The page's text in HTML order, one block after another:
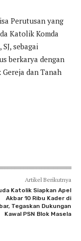
Perutusan yang
Katolik Komda
sebagai
berkarya dengan
dan Tanah
Artikel Berikutnya
Katolik Siapkan Apel
Akbar 10 Ribu Kader di
Tegaskan Dukungan
Kawal PSN Blok Masela